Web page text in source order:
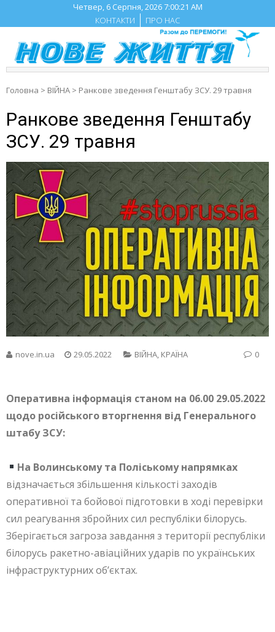
content
Четвер, 6 Серпня, 20267:00:22 AM
КОНТАКТИ
ПРО НАС
Головна > ВІЙНА > Ранкове зведення Генштабу ЗСУ. 29 травня
Ранкове зведення Генштабу
ЗСУ. 29 травня
nove.in.ua 29.05.2022 ВІЙНА, КРАЇНА 0
Оперативна інформація станом на 06.00 29.05.2022
щодо російського вторгнення від Генерального
штабу ЗСУ:
На Волинському та Поліському напрямках
відзначається збільшення кількості заходів
оперативної та бойової підготовки в ході перевірки
сил реагування збройних сил республіки білорусь.
Зберігається загроза завдання з території республіки
білорусь ракетно-авіаційних ударів по українських
інфраструктурних об’єктах.